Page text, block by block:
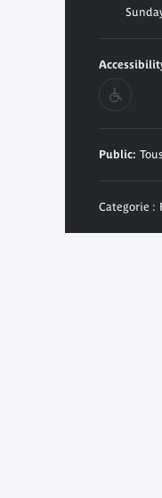
Public:
Categorie :